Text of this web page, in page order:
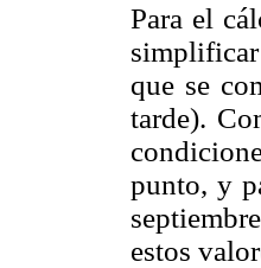
Para el
que se
tarde).
punto, y
estos